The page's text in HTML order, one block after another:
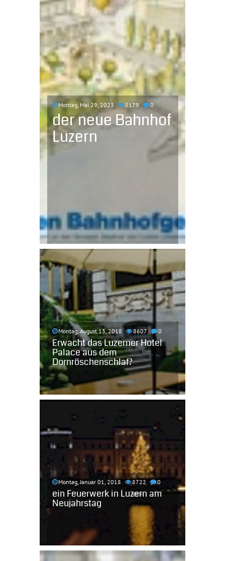
Montag, Mai 29, 2023 5179 0
der neue Bahnhof
Luzern
Montag, August 13, 2018 8607 0
Erwacht das Luzerner Hotel
Palace aus dem
Dornröschenschlaf?
Montag, Januar 01, 2018 8722 0
ein Feuerwerk in Luzern am
Neujahrstag